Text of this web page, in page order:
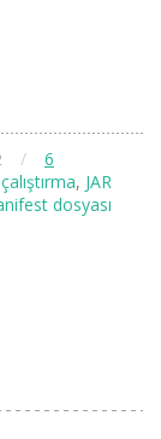
/
6
, JAR
dosyası